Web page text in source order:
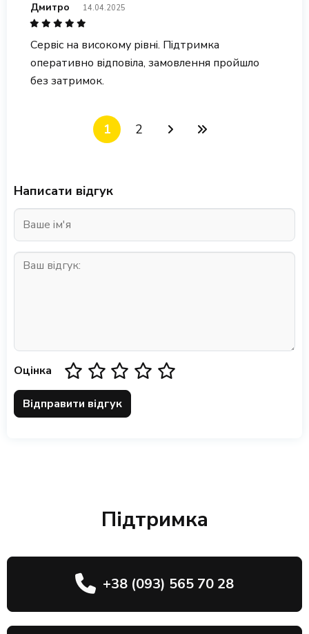
Дмитро 14.04.2025
Сервіс на високому рівні. Підтримка
оперативно відповіла, замовлення пройшло
без затримок.
1 2
Написати відгук
Оцінка
Відправити відгук
Підтримка
+38 (093) 565 70 28